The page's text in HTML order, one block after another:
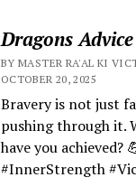
Dragons Advice
BY MASTER RA'AL KI
OCTOBER 20, 2025
Bravery is not just
pushing through it.
have you achieved?
#InnerStrength